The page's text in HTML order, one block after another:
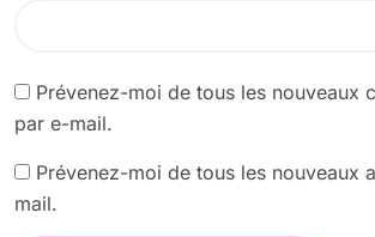
Prévenez-moi de tous les nouveaux
par e-mail.
Prévenez-moi de tous les nouveaux
mail.